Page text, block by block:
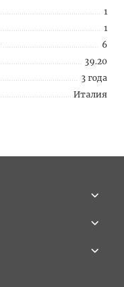
1
1
6
39.20
3 года
Италия